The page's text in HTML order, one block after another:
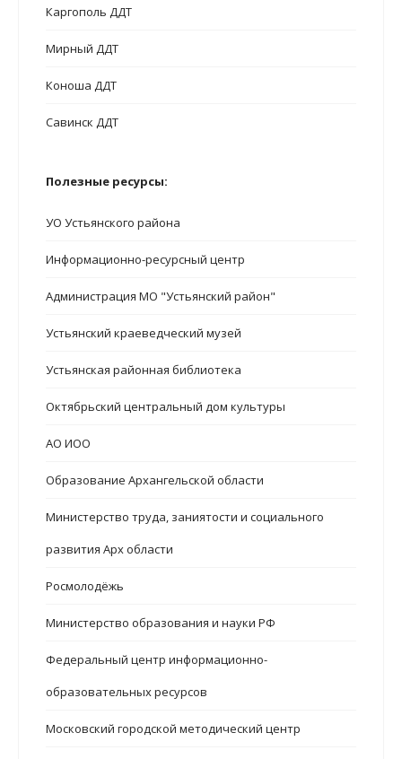
Каргополь ДДТ
Мирный ДДТ
Коноша ДДТ
Савинск ДДТ
Полезные ресурсы:
УО Устьянского района
Информационно-ресурсный центр
Администрация МО "Устьянский район"
Устьянский краеведческий музей
Устьянская районная библиотека
Октябрьский центральный дом культуры
АО ИОО
Образование Архангельской области
Министерство труда, заниятости и социального
развития Арх области
Росмолодёжь
Министерство образования и науки РФ
Федеральный центр информационно-
образовательных ресурсов
Московский городской методический центр